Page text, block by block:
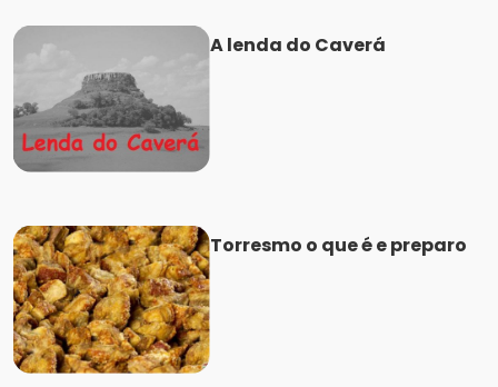
A lenda do Caverá
Torresmo o que é e preparo